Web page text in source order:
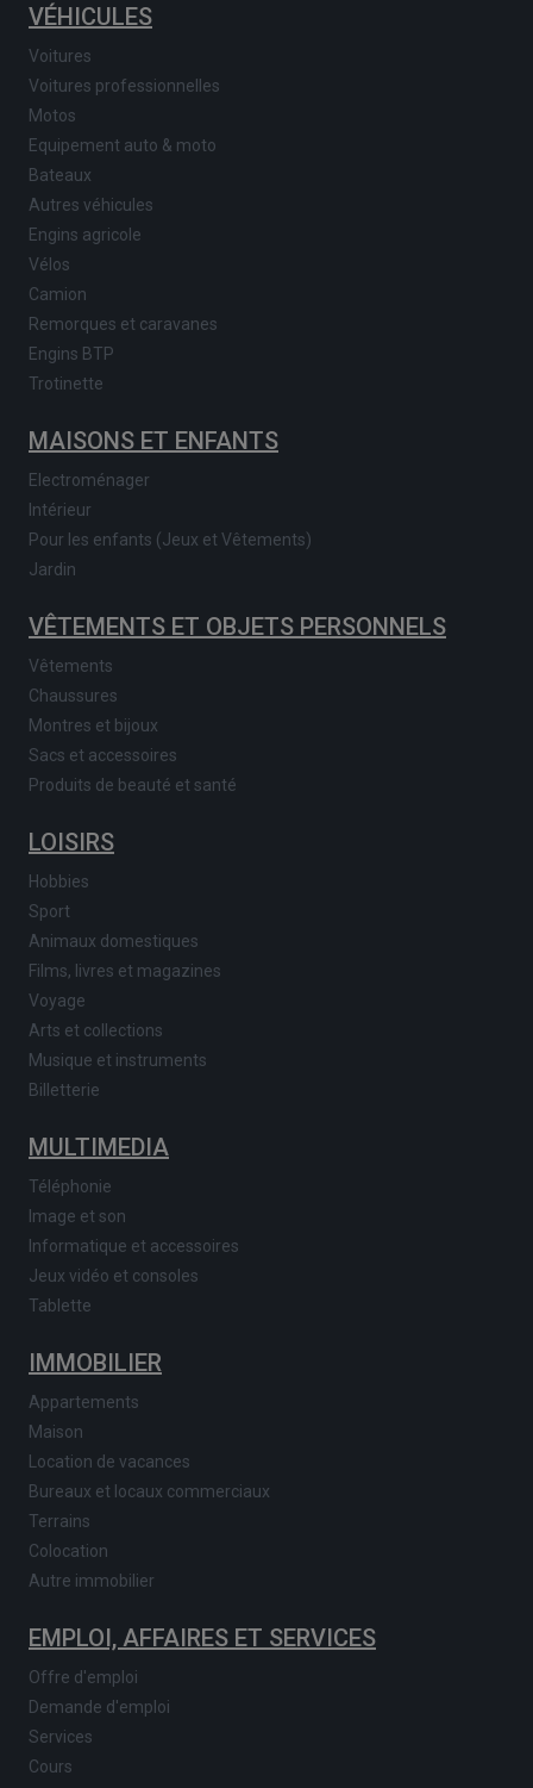
VÉHICULES
Voitures
Voitures professionnelles
Motos
Equipement auto & moto
Bateaux
Autres véhicules
Engins agricole
Vélos
Camion
Remorques et caravanes
Engins BTP
Trotinette
MAISONS ET ENFANTS
Electroménager
Intérieur
Pour les enfants (Jeux et Vêtements)
Jardin
VÊTEMENTS ET OBJETS PERSONNELS
Vêtements
Chaussures
Montres et bijoux
Sacs et accessoires
Produits de beauté et santé
LOISIRS
Hobbies
Sport
Animaux domestiques
Films, livres et magazines
Voyage
Arts et collections
Musique et instruments
Billetterie
MULTIMEDIA
Téléphonie
Image et son
Informatique et accessoires
Jeux vidéo et consoles
Tablette
IMMOBILIER
Appartements
Maison
Location de vacances
Bureaux et locaux commerciaux
Terrains
Colocation
Autre immobilier
EMPLOI, AFFAIRES ET SERVICES
Offre d'emploi
Demande d'emploi
Services
Cours